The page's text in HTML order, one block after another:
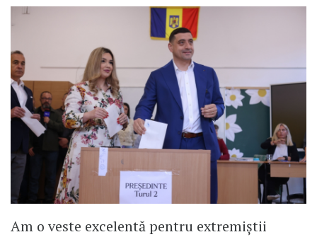
Am o veste excelentă pentru extremiștii